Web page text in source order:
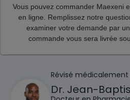
Vous pouvez commander Maexeni
en ligne. Remplissez notre
examiner votre demande par
commande vous sera livrée
Révisé médicalement
Dr. Jean-